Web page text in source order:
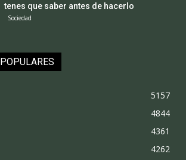
tenes que saber antes de hacerlo
Sociedad
5157
4844
4361
4262